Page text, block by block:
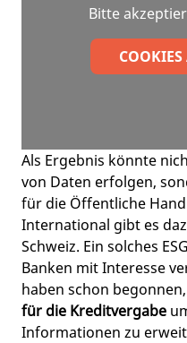
Bitte
COOKIES
Als Ergebnis könnte
von Daten erfolgen,
für die Öffentliche
International gibt es
Schweiz. Ein solches
Banken mit Interesse
haben schon
für die Kreditvergabe
Informationen zu